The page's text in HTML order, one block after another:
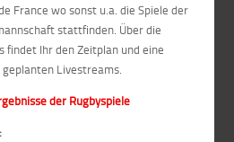
France wo sonst u.a. die Spiele der
stattfinden. Über die
findet Ihr den Zeitplan und eine
Livestreams.
der Rugbyspiele